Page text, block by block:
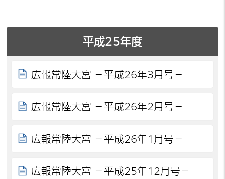
平成25年度
広報常陸大宮 －平成26年3月号－
広報常陸大宮 －平成26年2月号－
広報常陸大宮 －平成26年1月号－
広報常陸大宮 －平成25年12月号－